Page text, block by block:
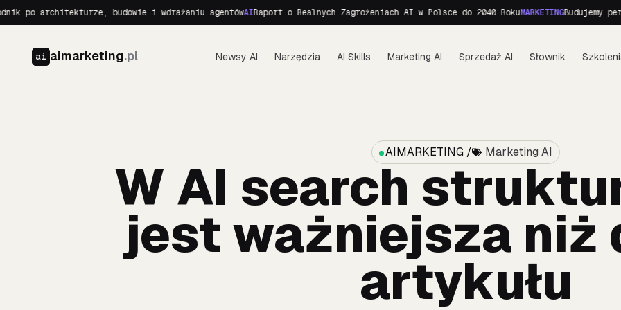
architekturze, budowie i wdrażaniu agentówAIRaport o Realnych Zagrożeniach AI w Polsce do 2040 RokuMARKETINGBudujemy
ai aimarketing.pl Newsy AI Narzędzia AI Skills Marketing AI Sprzedaż AI Słownik
AIMARKETING / Marketing AI
W AI search
jest ważniejsza niż
artykułu